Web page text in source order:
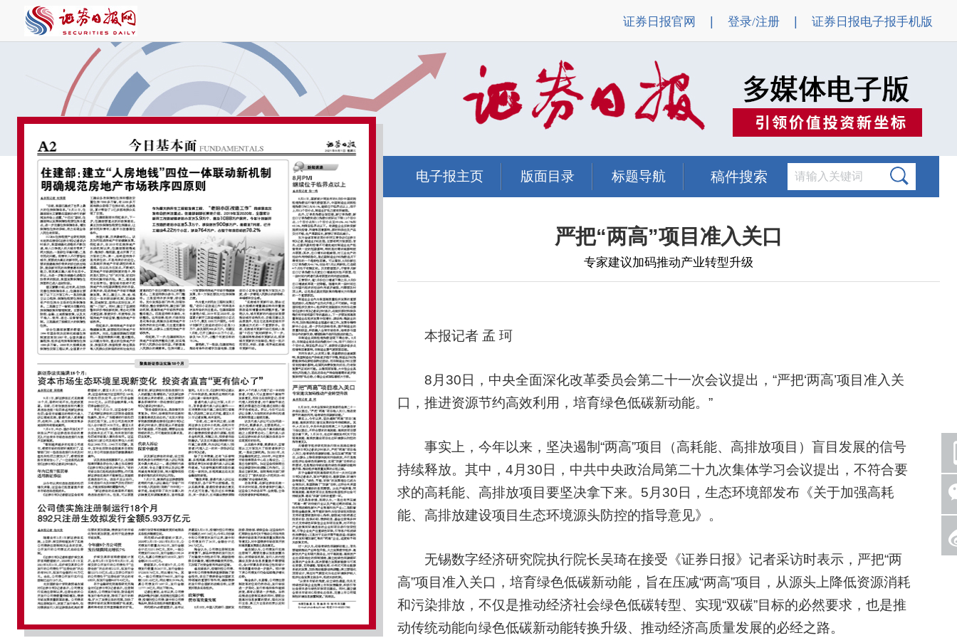
证券日报官网 登录/注册 证券日报电子报手机版
电子报主页 版面目录 标题导航 稿件搜索
严把“两高”项目准入关口
专家建议加码推动产业转型升级
本报记者 孟 珂
8月30日，中央全面深化改革委员会第二十一次会议提出，“严把‘两高’项目准入关
口，推进资源节约高效利用，培育绿色低碳新动能。”
事实上，今年以来，坚决遏制“两高”项目（高耗能、高排放项目）盲目发展的信号
持续释放。其中，4月30日，中共中央政治局第二十九次集体学习会议提出，不符合要
求的高耗能、高排放项目要坚决拿下来。5月30日，生态环境部发布《关于加强高耗
能、高排放建设项目生态环境源头防控的指导意见》。
无锡数字经济研究院执行院长吴琦在接受《证券日报》记者采访时表示，严把“两
高”项目准入关口，培育绿色低碳新动能，旨在压减“两高”项目，从源头上降低资源消耗
和污染排放，不仅是推动经济社会绿色低碳转型、实现“双碳”目标的必然要求，也是推
动传统动能向绿色低碳新动能转换升级、推动经济高质量发展的必经之路。